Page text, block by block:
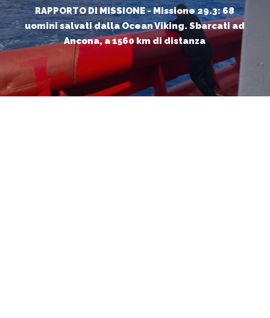
RAPPORTO DI MISSIONE - Missione 29.3: 68
uomini salvati dalla Ocean Viking. Sbarcati ad
Ancona, a 1560 km di distanza